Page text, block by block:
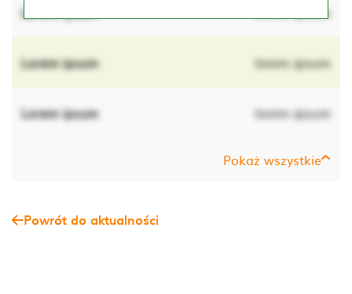
Lorem ipsum lorem ipsum
Lorem ipsum lorem ipsum
Lorem ipsum lorem ipsum
Pokaż wszystkie
Powrót do aktualności